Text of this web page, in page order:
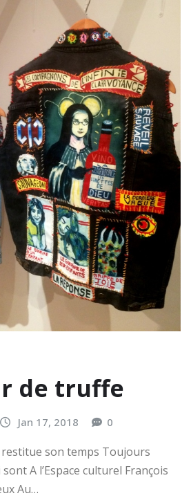
de truffe
Jan 17, 2018 0
son temps Toujours
A l’Espace culturel François
Au…